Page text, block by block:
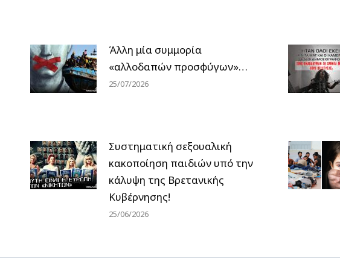
Άλλη μία συμμορία
«αλλοδαπών προσφύγων»…
25/07/2026
Συστηματική σεξουαλική
κακοποίηση παιδιών υπό την
κάλυψη της Βρετανικής
Κυβέρνησης!
25/06/2026